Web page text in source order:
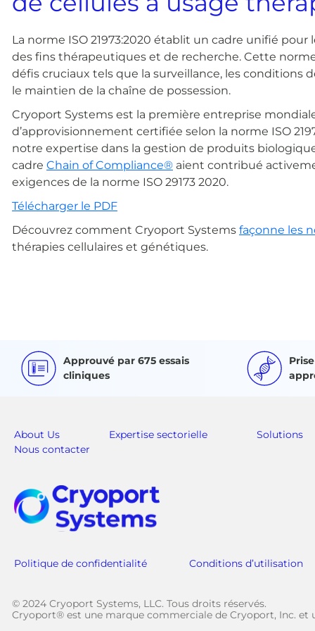
La norme ISO 21973:2020 établit un cadre unifié pour
des fins thérapeutiques et de recherche. Cette
défis cruciaux tels que la surveillance, les conditions
le maintien de la chaîne de possession.
Cryoport Systems est la première entreprise
d’approvisionnement certifiée selon la norme ISO
notre expertise dans la gestion de produits
cadre Chain of Compliance® aient contribué
exigences de la norme ISO 29173 2020.
Télécharger le PDF
Découvrez comment Cryoport Systems façonne les
thérapies cellulaires et génétiques.
Approuvé par 675 essais
cliniques
About Us Expertise sectorielle
Solutions
Nous contacter
Politique de confidentialité Conditions d’utilisation
© 2024 Cryoport Systems, LLC. Tous droits réservés.
Cryoport® est une marque commerciale de Cryoport, Inc. et